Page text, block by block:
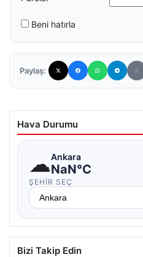
Beni hatırla
Paylaş:
Hava Durumu
☁Ankara
NaN°C
ŞEHIR SEÇ
Bizi Takip Edin